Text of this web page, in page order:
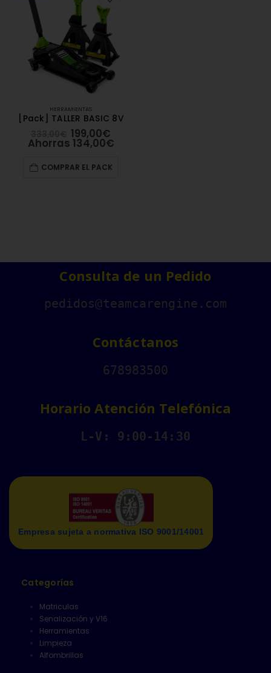
HERRAMIENTAS
[Pack] TALLER BASIC 8V
199,00€
Ahorras 134,00€
COMPRAR EL PACK
Consulta de un Pedido
pedidos@teamcarengine.com
Contáctanos
678983500
Horario Atención Telefónica
L-V: 9:00-14:30
Empresa sujeta a normativa ISO 9001/14001
Categorías
Matriculas
Senalización y V16
Herramientas
Limpieza
Alfombrillas